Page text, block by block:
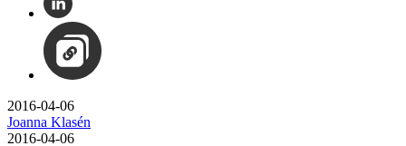
2016-04-06
Joanna Klasén
2016-04-06